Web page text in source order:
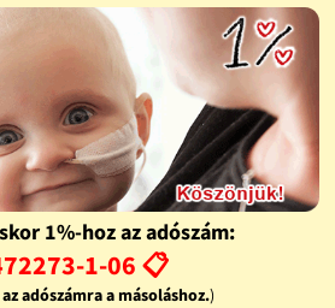
1%-hoz az adószám:
1-06 📋
adószámra a másoláshoz.)